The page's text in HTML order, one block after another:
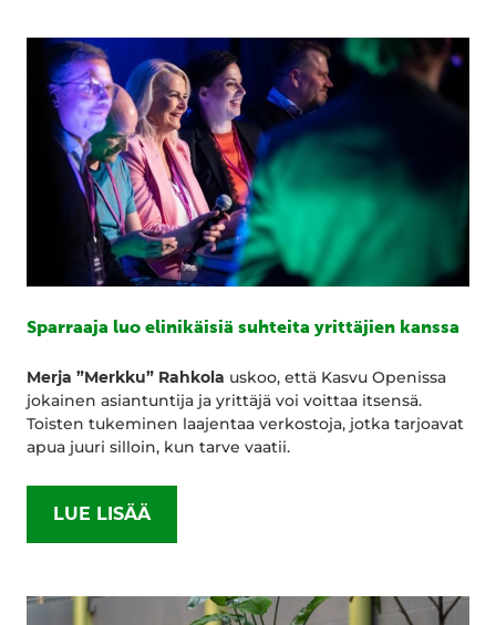
Sparraaja luo elinikäisiä suhteita yrittäjien kanssa
Merja ”Merkku” Rahkola uskoo, että Kasvu Openissa
jokainen asiantuntija ja yrittäjä voi voittaa itsensä.
Toisten tukeminen laajentaa verkostoja, jotka tarjoavat
apua juuri silloin, kun tarve vaatii.
LUE LISÄÄ